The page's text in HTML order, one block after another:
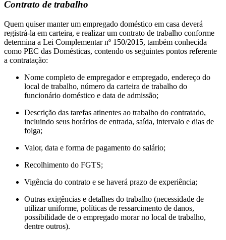
Contrato de trabalho
Quem quiser manter um empregado doméstico em casa deverá
registrá-la em carteira, e realizar um contrato de trabalho conforme
determina a Lei Complementar nº 150/2015, também conhecida
como PEC das Domésticas, contendo os seguintes pontos referente
a contratação:
Nome completo de empregador e empregado, endereço do
local de trabalho, número da carteira de trabalho do
funcionário doméstico e data de admissão;
Descrição das tarefas atinentes ao trabalho do contratado,
incluindo seus horários de entrada, saída, intervalo e dias de
folga;
Valor, data e forma de pagamento do salário;
Recolhimento do FGTS;
Vigência do contrato e se haverá prazo de experiência;
Outras exigências e detalhes do trabalho (necessidade de
utilizar uniforme, políticas de ressarcimento de danos,
possibilidade de o empregado morar no local de trabalho,
dentre outros).